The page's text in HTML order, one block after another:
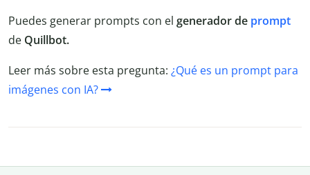
Puedes generar prompts con el generador de prompt
de Quillbot.
Leer más sobre esta pregunta: ¿Qué es un prompt para
imágenes con IA?